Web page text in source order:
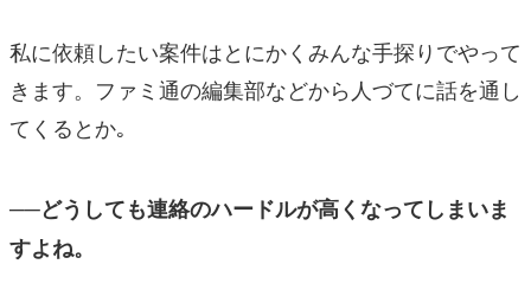
私に依頼したい案件はとにかくみんな手探りでやって
きます。ファミ通の編集部などから人づてに話を通し
てくるとか｡
──どうしても連絡のハードルが高くなってしまいま
すよね。